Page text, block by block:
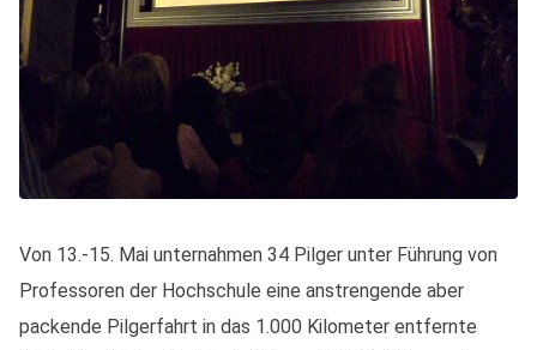
Von 13.-15. Mai unternahmen 34 Pilger unter Führung von
Professoren der Hochschule eine anstrengende aber
packende Pilgerfahrt in das 1.000 Kilometer entfernte